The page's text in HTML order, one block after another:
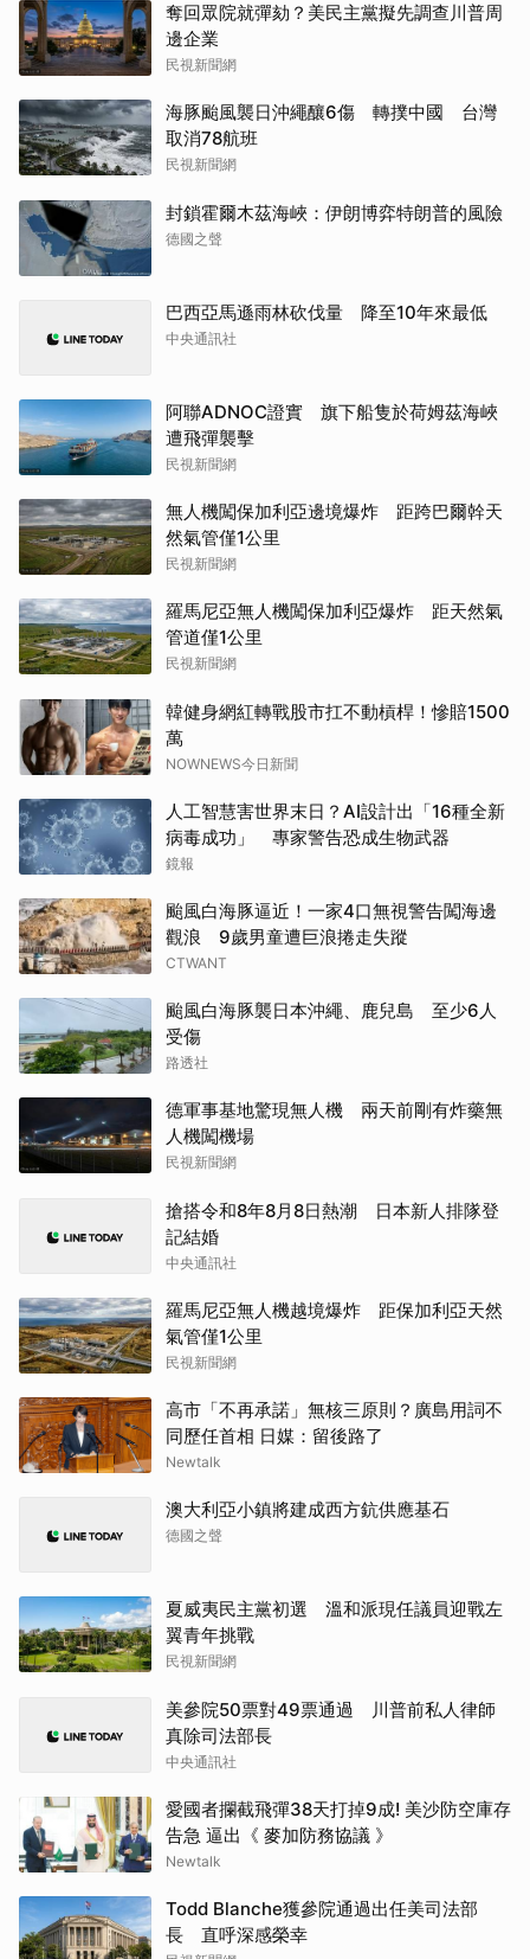
奪回眾院就彈劾？美民主黨擬先調查川普周
邊企業
民視新聞網
海豚颱風襲日沖繩釀6傷 轉撲中國 台灣
取消78航班
民視新聞網
封鎖霍爾木茲海峽：伊朗博弈特朗普的風險
德國之聲
巴西亞馬遜雨林砍伐量 降至10年來最低
中央通訊社
阿聯ADNOC證實 旗下船隻於荷姆茲海峽
遭飛彈襲擊
民視新聞網
無人機闖保加利亞邊境爆炸 距跨巴爾幹天
然氣管僅1公里
民視新聞網
羅馬尼亞無人機闖保加利亞爆炸 距天然氣
管道僅1公里
民視新聞網
韓健身網紅轉戰股市扛不動槓桿！慘賠1500
萬
NOWNEWS今日新聞
人工智慧害世界末日？AI設計出「16種全新
病毒成功」 專家警告恐成生物武器
鏡報
颱風白海豚逼近！一家4口無視警告闖海邊
觀浪 9歲男童遭巨浪捲走失蹤
CTWANT
颱風白海豚襲日本沖繩、鹿兒島 至少6人
受傷
路透社
德軍事基地驚現無人機 兩天前剛有炸藥無
人機闖機場
民視新聞網
搶搭令和8年8月8日熱潮 日本新人排隊登
記結婚
中央通訊社
羅馬尼亞無人機越境爆炸 距保加利亞天然
氣管僅1公里
民視新聞網
高市「不再承諾」無核三原則？廣島用詞不
同歷任首相 日媒：留後路了
Newtalk
澳大利亞小鎮將建成西方鈧供應基石
德國之聲
夏威夷民主黨初選 溫和派現任議員迎戰左
翼青年挑戰
民視新聞網
美參院50票對49票通過 川普前私人律師
真除司法部長
中央通訊社
愛國者攔截飛彈38天打掉9成! 美沙防空庫存
告急 逼出《 麥加防務協議 》
Newtalk
Todd Blanche獲參院通過出任美司法部
長 直呼深感榮幸